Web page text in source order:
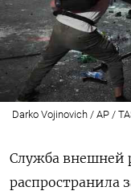
Darko Vojinovich / AP /
Служба внешней
распространила